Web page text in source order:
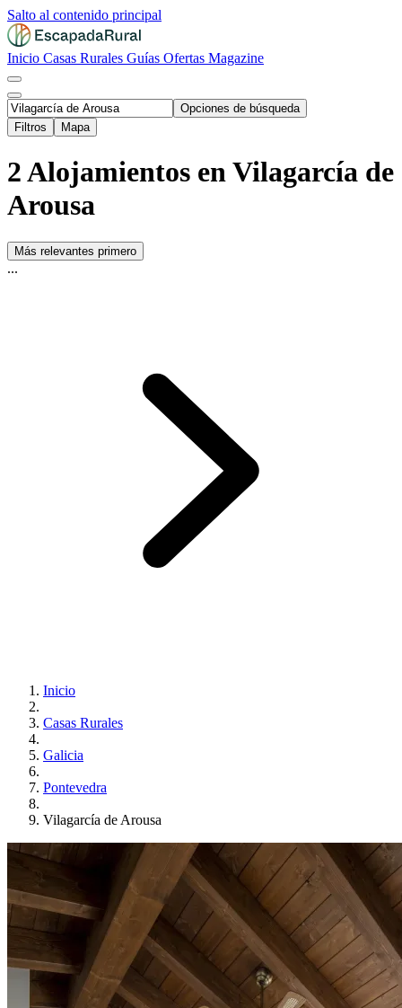
Salto al contenido principal
Inicio Casas Rurales Guías Ofertas Magazine
Opciones de búsqueda
Filtros
Mapa
2 Alojamientos en Vilagarcía de
Arousa
Más relevantes primero
...
Inicio
Casas Rurales
Galicia
Pontevedra
Vilagarcía de Arousa